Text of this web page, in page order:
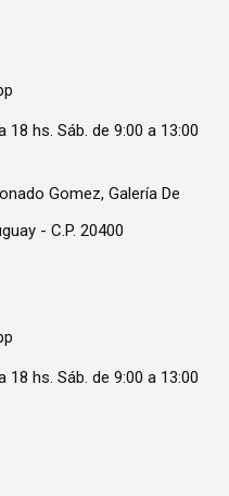
18 hs. Sáb. de 9:00 a 13:00
Gomez, Galería De
- C.P. 20400
18 hs. Sáb. de 9:00 a 13:00